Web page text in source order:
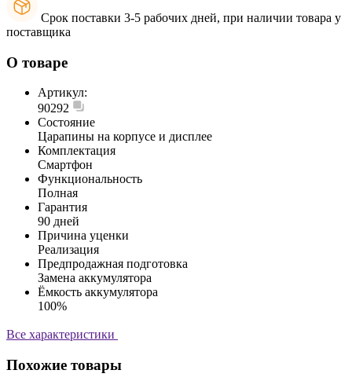
Срок поставки 3-5 рабочих дней, при наличии товара у
поставщика
О товаре
Артикул:
90292
Состояние
Царапины на корпусе и дисплее
Комплектация
Смартфон
Функциональность
Полная
Гарантия
90 дней
Причина уценки
Реализация
Предпродажная подготовка
Замена аккумулятора
Ёмкость аккумулятора
100%
Все характеристики
Похожие товары